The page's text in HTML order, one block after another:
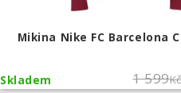
Mikina Nike FC Barcelona
1 599Kč
Skladem